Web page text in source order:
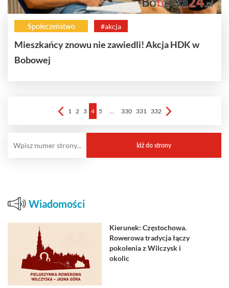
Społeczeństwo #akcja
Mieszkańcy znowu nie zawiedli! Akcja HDK w
Bobowej
1 2 3 4 5 … 330 331 332
Wiadomości
Kierunek: Częstochowa.
Rowerowa tradycja łączy
pokolenia z Wilczysk i
okolic